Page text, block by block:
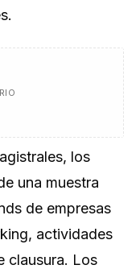
los
una muestra
de empresas
actividades
clausura. Los